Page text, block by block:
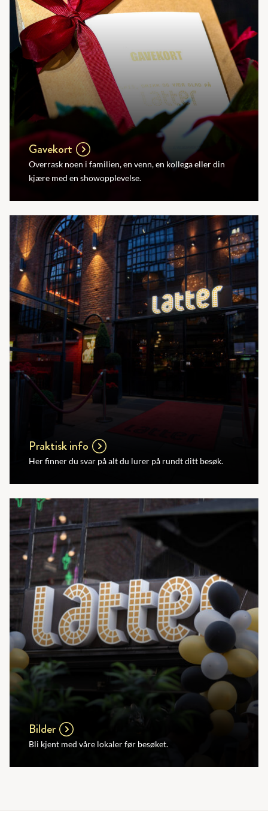
Gavekort
Overrask noen i familien, en venn, en kollega eller din
kjære med en showopplevelse.
Praktisk info
Her finner du svar på alt du lurer på rundt ditt besøk.
Bilder
Bli kjent med våre lokaler før besøket.